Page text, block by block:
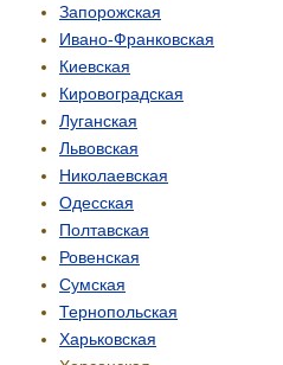
Запорожская
Ивано-Франковская
Киевская
Кировоградская
Луганская
Львовская
Николаевская
Одесская
Полтавская
Ровенская
Сумская
Тернопольская
Харьковская